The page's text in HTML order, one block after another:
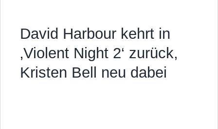
David Harbour kehrt in
‚Violent Night 2‘ zurück,
Kristen Bell neu dabei